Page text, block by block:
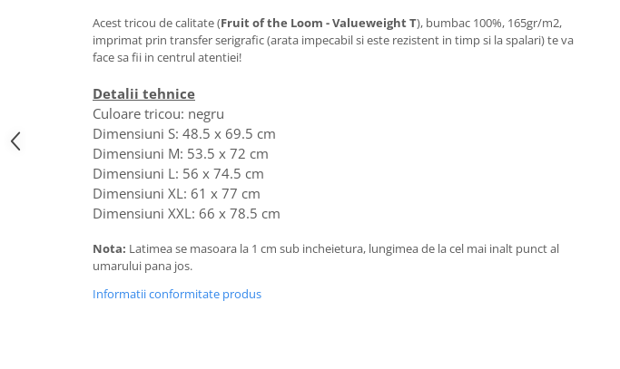
Acest tricou de calitate (Fruit of the Loom - Valueweight T), bumbac 100%, 165gr/m2,
imprimat prin transfer serigrafic (arata impecabil si este rezistent in timp si la spalari) te va
face sa fii in centrul atentiei!
Detalii tehnice
Culoare tricou: negru
Dimensiuni S: 48.5 x 69.5 cm
Dimensiuni M: 53.5 x 72 cm
Dimensiuni L: 56 x 74.5 cm
Dimensiuni XL: 61 x 77 cm
Dimensiuni XXL: 66 x 78.5 cm
Nota: Latimea se masoara la 1 cm sub incheietura, lungimea de la cel mai inalt punct al
umarului pana jos.
Informatii conformitate produs